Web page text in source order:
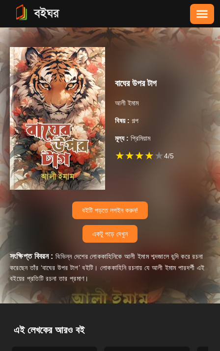
বাঘের উপর টাগ
আলী ইমাম
বিষয় : গল্প
মূল্য : প্রিমিয়াম
★★★★★4/5
বইটি পড়তে লগইন করুন!
একটু পড়ে দেখুন
সংক্ষিপ্ত বিবরন : বিভিন্ন দেশের লোককাহিনিকে আলী ইমাম শব্দজালে বন্দি করে রচনা
করেছেন তাঁর ‘বাঘের উপর টাগ’ বইটি। লোককাহিনি রচনায় যে আলী ইমাম পারদর্শী এই
বইয়ের প্রতিটি রচনা তার প্রমাণ।
এই লেখকের আরও বই